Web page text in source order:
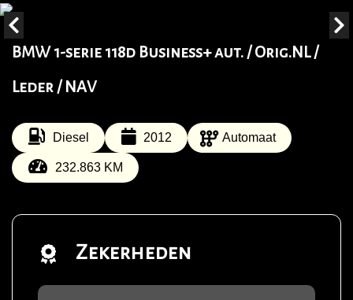
BMW 1-serie 118d Business+ aut. / Orig.NL /
Leder / NAV
Diesel 2012 Automaat
232.863 KM
Zekerheden